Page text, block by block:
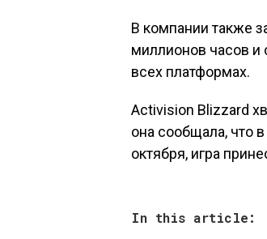
В компании также
миллионов часов и
всех платформах.
Activision Blizzard
она сообщала, что
октября, игра
In this article: